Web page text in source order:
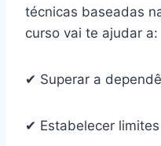
técnicas baseadas
curso vai te ajudar a:
✔ Superar a
✔ Estabelecer